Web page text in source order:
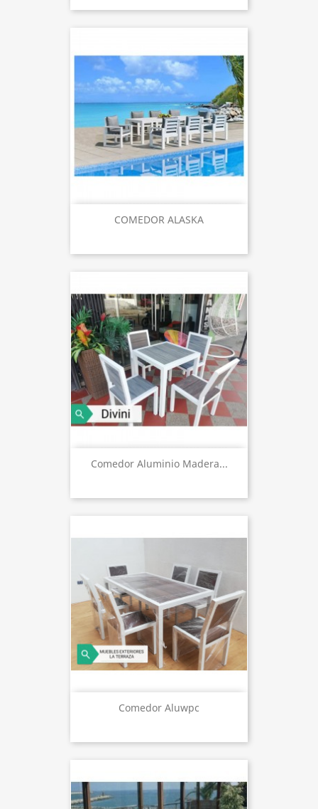
COMEDOR ALASKA
Comedor Aluminio Madera...
Comedor Aluwpc